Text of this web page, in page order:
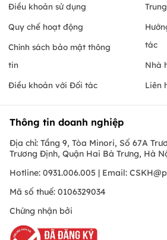
Điều khoản sử dụng
Quy chế hoạt động
Chính sách bảo mật thông
tin
Điều khoản với Đối tác
tác
Nhà
Liên
Thông tin doanh nghiệp
Địa chỉ: Tầng 9, Tòa Minori, Số 67A
Trương Định, Quận Hai Bà Trưng, Hà
Hotline: 0931.006.005 | Email:
Mã số thuế: 0106329034
Chứng nhận bởi